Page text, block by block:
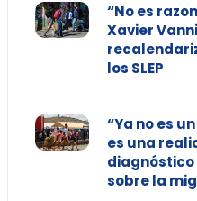
“No es
Xavier
los SLEP
“Ya no es
es una
diagnóstico
sobre la